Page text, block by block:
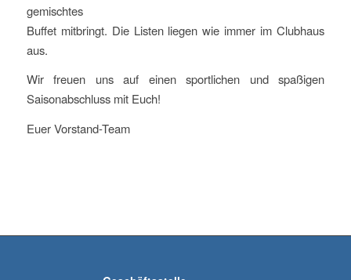
gemischtes
Buffet mitbringt. Die Listen liegen wie immer im Clubhaus
aus.
Wir freuen uns auf einen sportlichen und spaßigen
Saisonabschluss mit Euch!
Euer Vorstand-Team